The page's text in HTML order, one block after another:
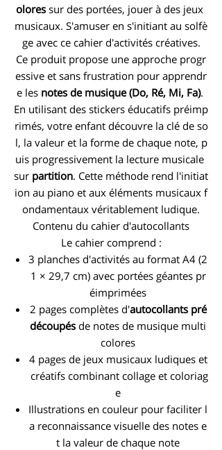
olores sur des portées, jouer à des jeux
musicaux. S'amuser en s'initiant au solfè
ge avec ce cahier d'activités créatives.
Ce produit propose une approche progr
essive et sans frustration pour apprendr
e les notes de musique (Do, Ré, Mi, Fa).
En utilisant des stickers éducatifs préimp
rimés, votre enfant découvre la clé de so
l, la valeur et la forme de chaque note, p
uis progressivement la lecture musicale
sur partition. Cette méthode rend l'initiat
ion au piano et aux éléments musicaux f
ondamentaux véritablement ludique.
Contenu du cahier d'autocollants
Le cahier comprend :
3 planches d'activités au format A4 (2
1 × 29,7 cm) avec portées géantes pr
éimprimées
2 pages complètes d'autocollants pré
découpés de notes de musique multi
colores
4 pages de jeux musicaux ludiques et
créatifs combinant collage et coloriag
e
Illustrations en couleur pour faciliter l
a reconnaissance visuelle des notes e
t la valeur de chaque note